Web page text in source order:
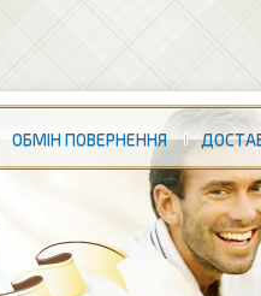
ОБМІН ПОВЕРНЕННЯ